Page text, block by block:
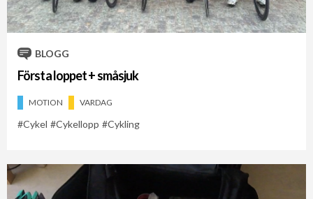
BLOGG
Första loppet + småsjuk
MOTION VARDAG
Cykel Cykellopp Cykling